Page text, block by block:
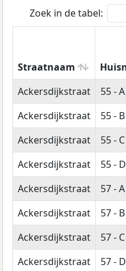
Zoek in de tabel:
Straatnaam
Straatnaam
Ackersdijkstraat 55 - A
Ackersdijkstraat
55 - B
Ackersdijkstraat
55 - C
Ackersdijkstraat
55 - D
Ackersdijkstraat
57 - A
Ackersdijkstraat
57 - B
Ackersdijkstraat
57 - C
Ackersdijkstraat
57 - D